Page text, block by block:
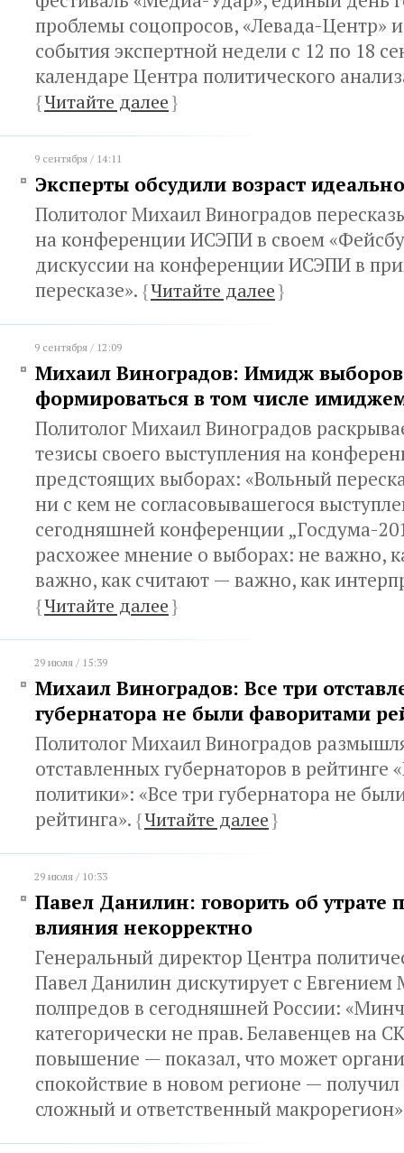
проблемы соцопросов, «Левада-Центр»
события экспертной недели с 12 по 18
календаре Центра политического
{Читайте далее}
9 сентября / 14:11
Эксперты обсудили возраст
Политолог Михаил Виноградов
на конференции ИСЭПИ в своем
дискуссии на конференции ИСЭПИ в
пересказе». {Читайте далее}
9 сентября / 12:09
Михаил Виноградов: Имидж выборов
формироваться в том числе
Политолог Михаил Виноградов
тезисы своего выступления на
предстоящих выборах: «Вольный
ни с кем не согласовывашегося
сегодняшней конференции „Госдума-
расхожее мнение о выборах: не важно,
важно, как считают — важно, как
{Читайте далее}
29 июля / 15:39
Михаил Виноградов: Все три
губернатора не были фаворитами
Политолог Михаил Виноградов
отставленных губернаторов в рейтинге
политики»: «Все три губернатора не
рейтинга». {Читайте далее}
29 июля / 10:33
Павел Данилин: говорить об утрате
влияния некорректно
Генеральный директор Центра
Павел Данилин дискутирует с
полпредов в сегодняшней России:
категорически не прав. Белавенцев на
повышение — показал, что может
спокойствие в новом регионе — получил
сложный и ответственный